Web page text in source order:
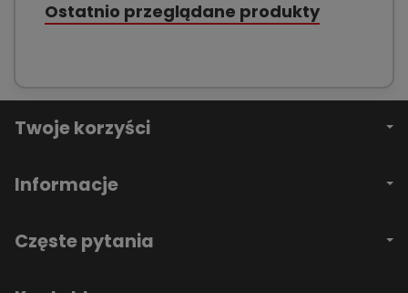
Ostatnio przeglądane produkty
Twoje korzyści
Informacje
Częste pytania